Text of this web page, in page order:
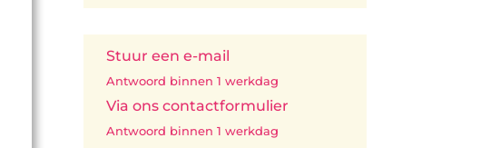
Stuur een e-mail
Antwoord binnen 1 werkdag
Via ons contactformulier
Antwoord binnen 1 werkdag